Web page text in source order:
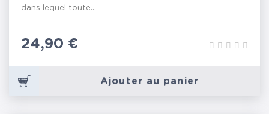
dans lequel toute...
Prix
24,90 €
Ajouter au panier